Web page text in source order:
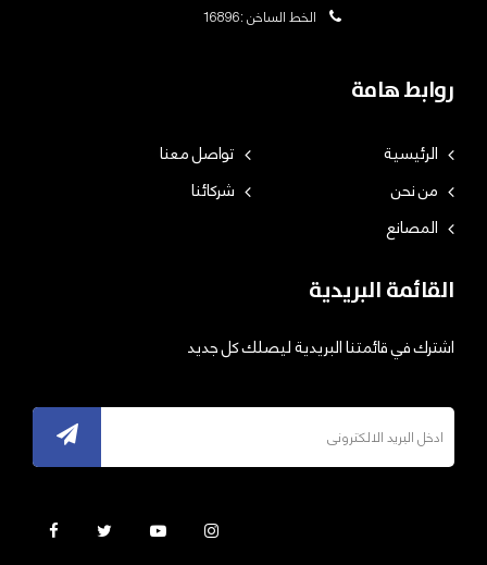
الخط الساخن :16896
روابط هامة
الرئيسية
تواصل معنا
من نحن
شركائنا
المصانع
القائمة البريدية
اشترك في قائمتنا البريدية ليصلك كل جديد